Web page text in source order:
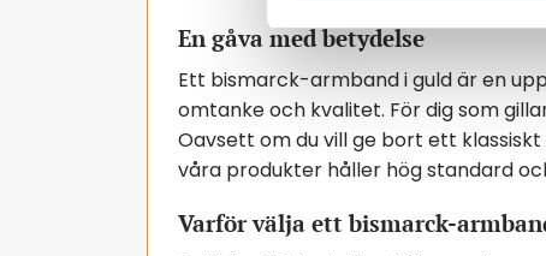
s
a
En gåva med betydelse
Ett bismarck-armband i guld är en
omtanke och kvalitet. För dig som
Oavsett om du vill ge bort ett
våra produkter håller hög standard
Varför välja ett bismarck-